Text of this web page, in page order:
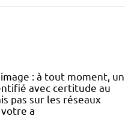
: à tout moment, un
avec certitude au
pas sur les réseaux
a